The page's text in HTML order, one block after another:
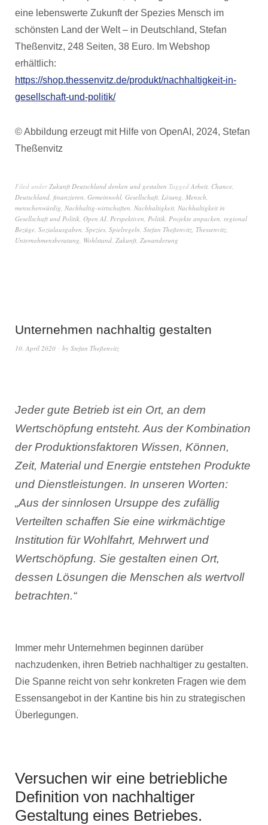
eine lebenswerte Zukunft der Spezies Mensch im
schönsten Land der Welt – in Deutschland, Stefan
Theßenvitz, 248 Seiten, 38 Euro. Im Webshop
erhältlich:
https://shop.thessenvitz.de/produkt/nachhaltigkeit-in-
gesellschaft-und-politik/
© Abbildung erzeugt mit Hilfe von OpenAI, 2024, Stefan
Theßenvitz
Filed underZukunft Deutschland denken und gestalten Tagged Arbeit, Chance,
Deutschland, finanzieren, Gemeinwohl, Gesellschaft, Lösung, Mensch,
menschenwürdig, Nachhaltig-wirtschaften, Nachhaltigkeit, Nachhaltigkeit in
Gesellschaft und Politik, Open AI, Perspektiven, Politik, Projekte anpacken, regional
Bezüge, Sozialausgaben, Spezies, Spielregeln, Stefan Theßenvitz, Thessenvitz,
Unternehmensberatung, Wohlstand, Zukunft, Zuwanderung
Unternehmen nachhaltig gestalten
10. April 2020 by Stefan Theßenvitz
Jeder gute Betrieb ist ein Ort, an dem
Wertschöpfung entsteht. Aus der Kombination
der Produktionsfaktoren Wissen, Können,
Zeit, Material und Energie entstehen Produkte
und Dienstleistungen. In unseren Worten:
„Aus der sinnlosen Ursuppe des zufällig
Verteilten schaffen Sie eine wirkmächtige
Institution für Wohlfahrt, Mehrwert und
Wertschöpfung. Sie gestalten einen Ort,
dessen Lösungen die Menschen als wertvoll
betrachten.“
Immer mehr Unternehmen beginnen darüber
nachzudenken, ihren Betrieb nachhaltiger zu gestalten.
Die Spanne reicht von sehr konkreten Fragen wie dem
Essensangebot in der Kantine bis hin zu strategischen
Überlegungen.
Versuchen wir eine betriebliche
Definition von nachhaltiger
Gestaltung eines Betriebes.